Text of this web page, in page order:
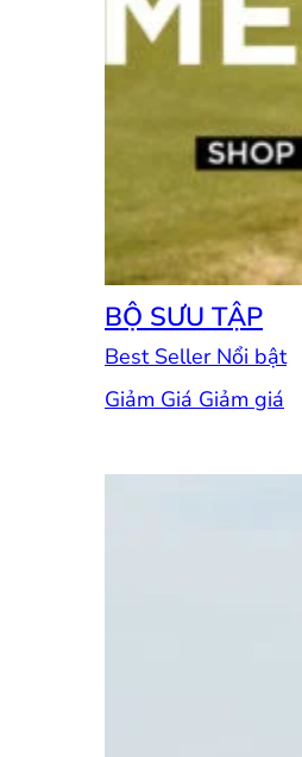
BỘ SƯU TẬP
Best Seller
Giảm Giá